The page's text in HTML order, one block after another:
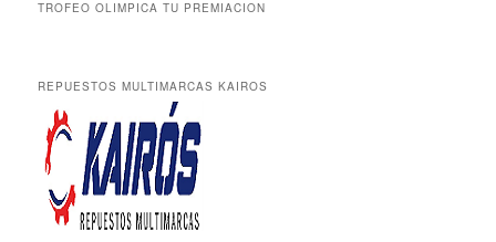
TROFEO OLIMPICA TU PREMIACION
REPUESTOS MULTIMARCAS KAIROS